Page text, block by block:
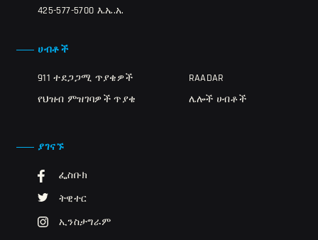
425-577-5700 እ.ኤ.አ.
ሀብቶች
911 ተደጋጋሚ ጥያቄዎች
የህዝብ ምዝገባዎች ጥያቄ
RAADAR
ሌሎች ሀብቶች
ያገናኙ
ፌስቡክ
ትዊተር
ኢንስታግራም